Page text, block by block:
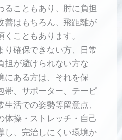
ることもあり、肘に負担
善はもちろん、飛距離が
こともあります。
り確保できない方、日常
担が避けられない方な
にある方は、それを保
帯、サポーター、テーピ
活での姿勢等留意点、
体操・ストレッチ・自己
し、完治しにくい環境か